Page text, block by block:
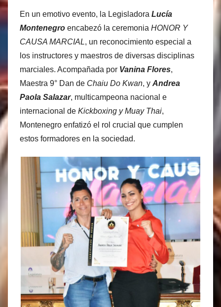
En un emotivo evento, la Legisladora Lucía
Montenegro encabezó la ceremonia HONOR Y
CAUSA MARCIAL, un reconocimiento especial a
los instructores y maestros de diversas disciplinas
marciales. Acompañada por Vanina Flores,
Maestra 9° Dan de Chaiu Do Kwan, y Andrea
Paola Salazar, multicampeona nacional e
internacional de Kickboxing y Muay Thai,
Montenegro enfatizó el rol crucial que cumplen
estos formadores en la sociedad.